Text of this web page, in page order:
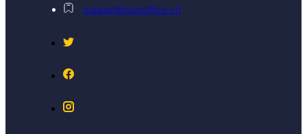
support@sunoffice.vn